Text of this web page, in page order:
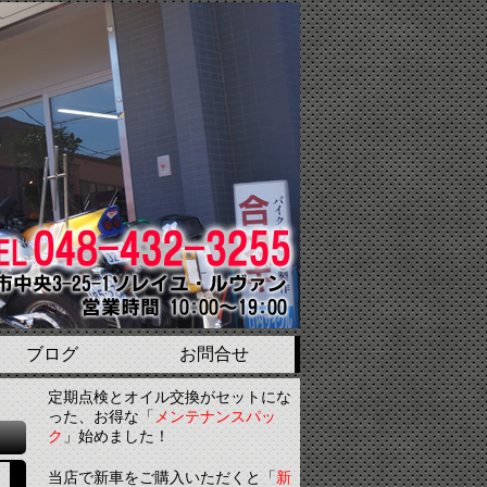
ブログ お問合せ
定期点検とオイル交換がセットにな
った、お得な「 メンテナンスパッ
ク」始めました！
当店で新車をご購入いただくと「新